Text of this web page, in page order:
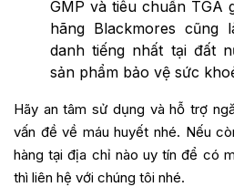
GMP và tiêu chuẩn TGA
hãng Blackmores cũng
danh tiếng nhất tại đất
sản phẩm bảo vệ sức
Hãy an tâm sử dụng và hỗ trợ
vấn đề về máu huyết nhé. Nếu
hàng tại địa chỉ nào uy tín để có
thì liên hệ với chúng tôi nhé.